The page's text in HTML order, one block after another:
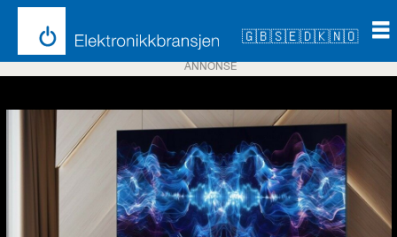
🇬🇧🇸🇪🇩🇰🇳🇴
Emne:
lydplanke
ANNONSE